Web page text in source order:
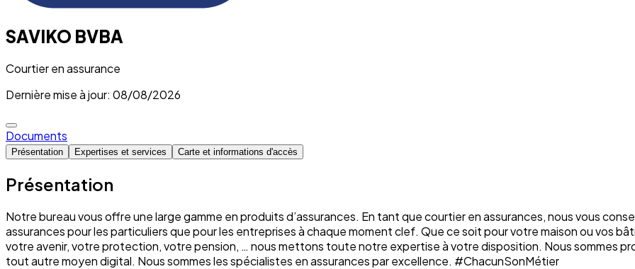
SAVIKO BVBA
Courtier en assurance
Dernière mise à jour: 08/08/2026
Documents
Présentation Expertises et services Carte et informations d'accès
Présentation
Notre bureau vous offre une large gamme en produits d’assurances. En tant que courtier en assurances, nous vous
assurances pour les particuliers que pour les entreprises à chaque moment clef. Que ce soit pour votre maison ou vos
votre avenir, votre protection, votre pension, … nous mettons toute notre expertise à votre disposition. Nous sommes
tout autre moyen digital. Nous sommes les spécialistes en assurances par excellence. #ChacunSonMétier